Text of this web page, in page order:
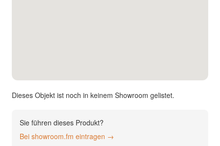
English
Dieses Objekt ist noch in keinem Showroom gelistet.
Sie führen dieses Produkt?
Bei showroom.fm eintragen →